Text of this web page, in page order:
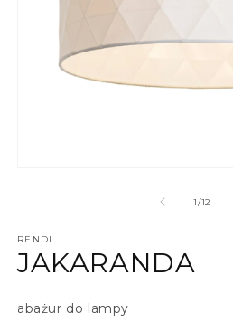
1/z
12
RENDL
JAKARANDA
abażur do lampy